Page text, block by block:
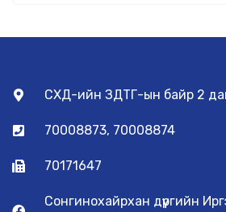
СХД-ийн ЗДТГ-ын байр 2
70008873, 70008874
70171647
Сонгинохайрхан дүүргийн